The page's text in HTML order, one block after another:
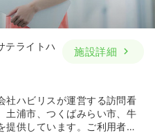
一時募集休止
上可
詳細を見る
テライトハ
施設詳細
社ハビリスが運営する訪問看
土浦市、つくばみらい市、牛
提供しています。ご利用者、